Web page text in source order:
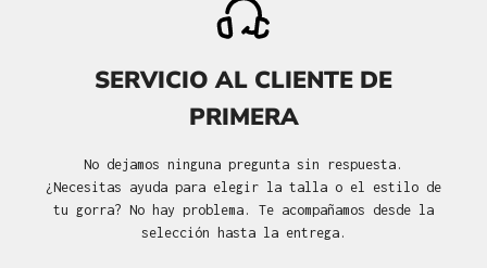
SERVICIO AL CLIENTE DE
PRIMERA
No dejamos ninguna pregunta sin respuesta.
¿Necesitas ayuda para elegir la talla o el estilo de
tu gorra? No hay problema. Te acompañamos desde la
selección hasta la entrega.